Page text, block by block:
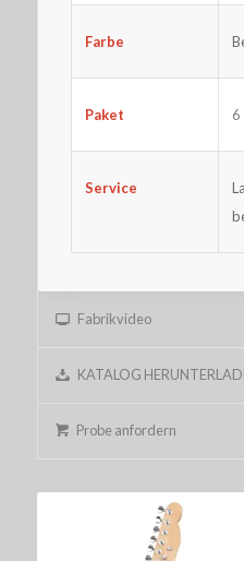
Farbe
Paket 6
Service
Fabrikvideo
KATALOG
Probe anfordern